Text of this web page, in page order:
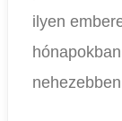
ilyen